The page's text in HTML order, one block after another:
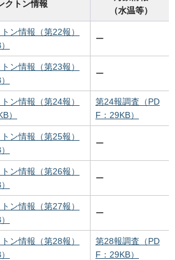
クトン情報
（水温等）
ン情報（第22報）
ー
ン情報（第23報）
ー
ン情報（第24報）
）
第24報調査（PD
F：29KB）
ン情報（第25報）
ー
ン情報（第26報）
ー
ン情報（第27報）
ー
ン情報（第28報）
第28報調査（PD
F：29KB）